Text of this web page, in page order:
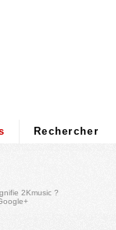
Rechercher
2Kmusic ?